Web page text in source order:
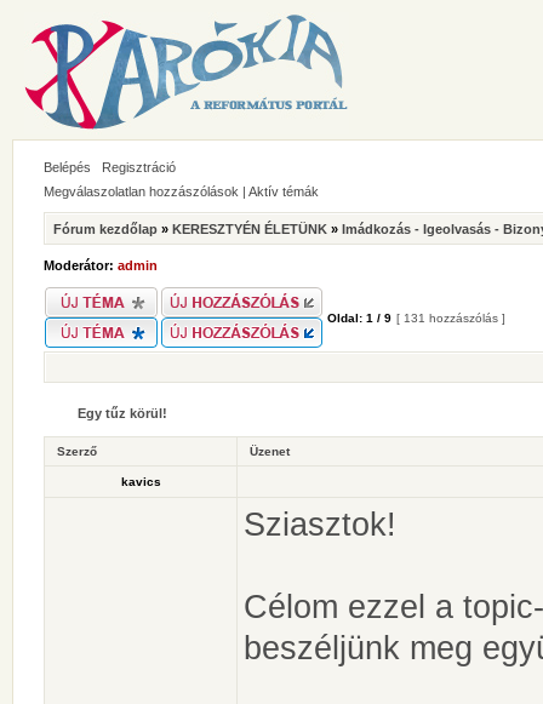
Belépés
Regisztráció
Megválaszolatlan hozzászólások | Aktív témák
Fórum kezdőlap » KERESZTYÉN ÉLETÜNK » Imádkozás - Igeolvasás -
Moderátor: admin
Oldal: 1 / 9 [ 131 hozzászólás ]
Egy tűz körül!
Szerző Üzenet
kavics
Sziasztok!
Célom ezzel a
beszéljünk meg